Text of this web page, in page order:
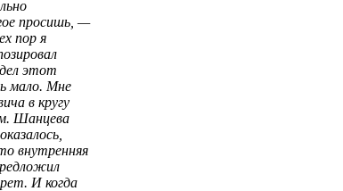
просишь, —
пор я
этот
мало. Мне
в кругу
Шанцева
внутренняя
И когда